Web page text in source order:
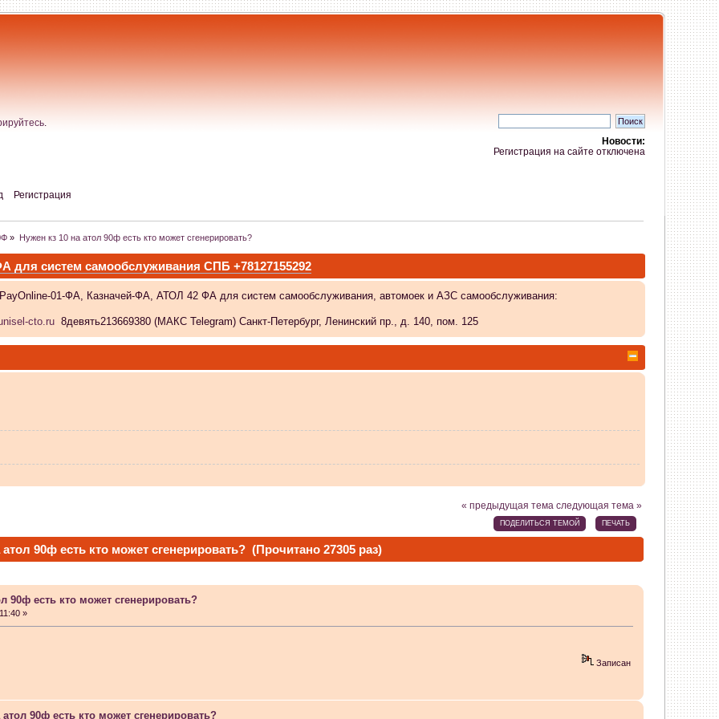
Новости:
Регистрация на сайте отключена
Регистрация
» Нужен кз 10 на атол 90ф есть кто может сгенерировать?
систем самообслуживания СПБ +78127155292
01-ФА, Казначей-ФА, АТОЛ 42 ФА для систем самообслуживания, автомоек и АЗС самообслуживания:
cto.ru8девять213669380 (МАКС Telegram) Санкт-Петербург, Ленинский пр., д. 140, пом. 125
Атол-11ф, не применяя драйвер? Просто драйвер не видит ККТ.
гаснут.
« предыдущая тема следующая тема »
ПОДЕЛИТЬСЯ ТЕМОЙ ПЕЧАТЬ
90ф есть кто может сгенерировать? (Прочитано 27305 раз)
90ф есть кто может сгенерировать?
»
Записан
атол 90ф есть кто может сгенерировать?